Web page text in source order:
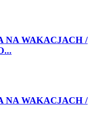
NA WAKACJACH /
NA WAKACJACH /